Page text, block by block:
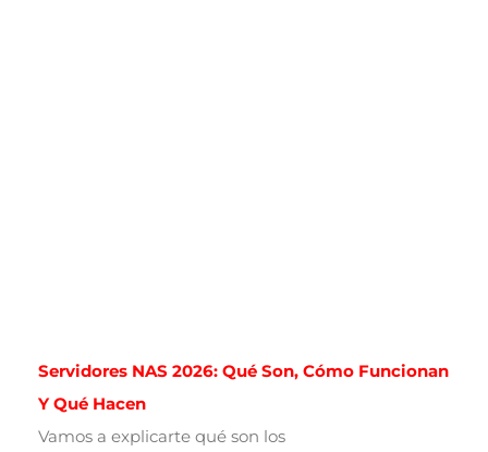
Servidores NAS 2026: Qué Son, Cómo Funcionan
Y Qué Hacen
Vamos a explicarte qué son los